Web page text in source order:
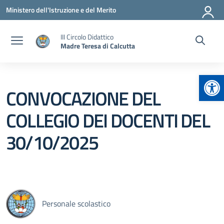
Vai ai contenuti
Vai al menu di navigazione
Vai al footer
Ministero dell'Istruzione e del Merito
III Circolo Didattico
Madre Teresa di Calcutta
CONVOCAZIONE DEL
COLLEGIO DEI DOCENTI DEL
30/10/2025
Personale scolastico